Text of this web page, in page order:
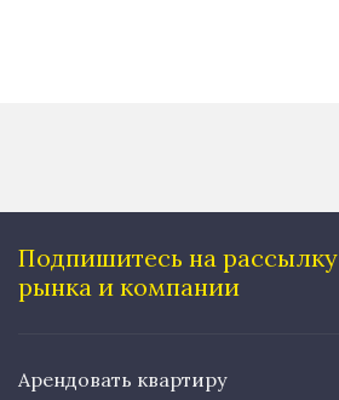
Подпишитесь на рассылку
рынка и компании
Арендовать квартиру